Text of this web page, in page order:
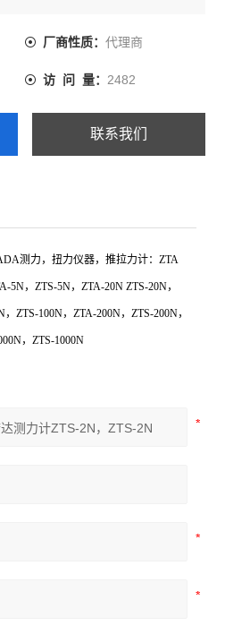
看全部 >>
厂商性质： 代理商
访 问 量： 2482
联系我们
测力，扭力仪器，推拉力计：ZTA
5N，ZTS-5N，ZTA-20N ZTS-20N，
ZTS-100N，ZTA-200N，ZTS-200N，
，ZTS-1000N